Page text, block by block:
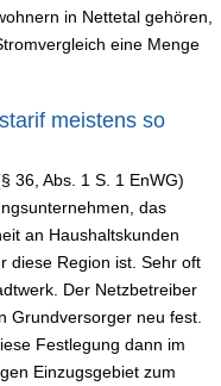
in Nettetal gehören,
eine Menge
meistens so
36, Abs. 1 S. 1 EnWG)
das
an Haushaltskunden
diese Region ist. Sehr oft
Der Netzbetreiber
Grundversorger neu fest.
Festlegung dann im
Einzugsgebiet zum